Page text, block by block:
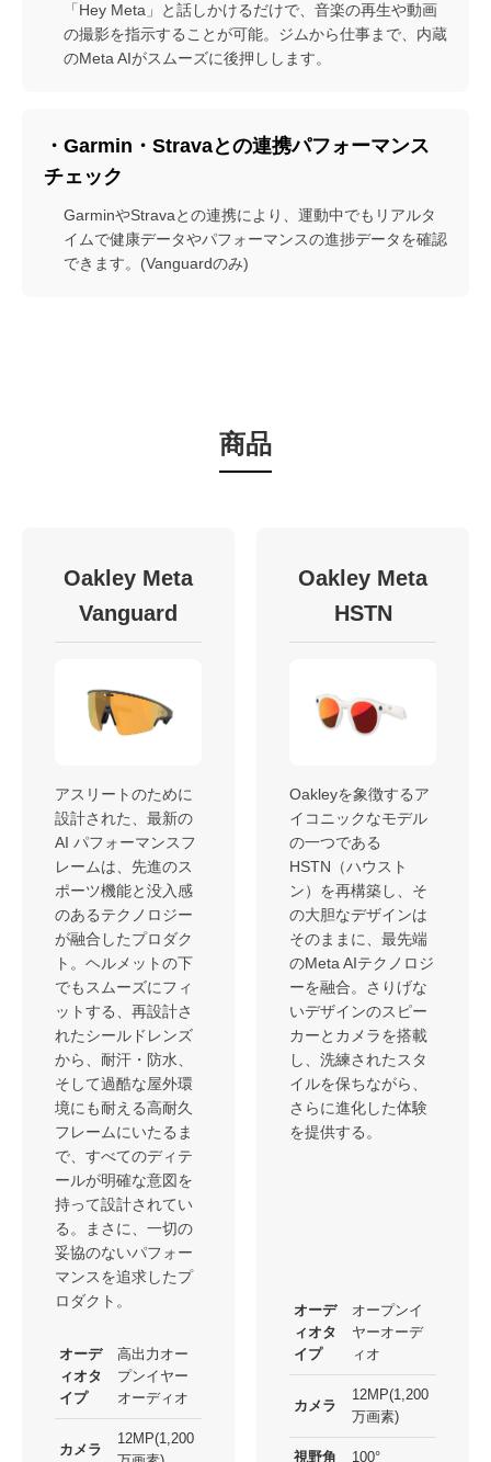
「Hey Meta」と話しかけるだけで、音楽の再生や動画
の撮影を指示することが可能。ジムから仕事まで、内蔵
のMeta AIがスムーズに後押しします。
・Garmin・Stravaとの連携パフォーマンス
チェック
GarminやStravaとの連携により、運動中でもリアルタ
イムで健康データやパフォーマンスの進捗データを確認
できます。(Vanguardのみ)
商品
Oakley Meta
Vanguard
アスリートのために
設計された、最新の
AI パフォーマンスフ
レームは、先進のス
ポーツ機能と没入感
のあるテクノロジー
が融合したプロダク
ト。ヘルメットの下
でもスムーズにフィ
ットする、再設計さ
れたシールドレンズ
から、耐汗・防水、
そして過酷な屋外環
境にも耐える高耐久
フレームにいたるま
で、すべてのディテ
ールが明確な意図を
持って設計されてい
る。まさに、一切の
妥協のないパフォー
マンスを追求したプ
ロダクト。
オーデ
ィオタ
イプ
高出力オー
プンイヤー
オーディオ
カメラ
12MP(1,200
Oakley Meta
HSTN
Oakleyを象徴するア
イコニックなモデル
の一つである
HSTN（ハウスト
ン）を再構築し、そ
の大胆なデザインは
そのままに、最先端
のMeta AIテクノロジ
ーを融合。さりげな
いデザインのスピー
カーとカメラを搭載
し、洗練されたスタ
イルを保ちながら、
さらに進化した体験
を提供する。
オーデ
ィオタ
イプ
オープンイ
ヤーオーデ
ィオ
カメラ
12MP(1,200
万画素)
視野角 100°